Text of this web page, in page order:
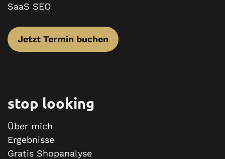
SaaS SEO
Jetzt Termin buchen
stop looking
Über mich
Ergebnisse
Gratis Shopanalyse